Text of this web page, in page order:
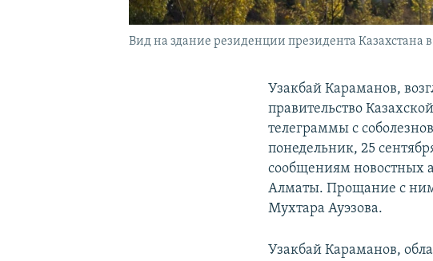
Вид на здание резиденции президента Казахстана
Узакбай Караманов,
правительство
телеграммы с
понедельник, 25
сообщениям новостных
Алматы. Прощание с ним
Мухтара Ауэзова.
Узакбай Караманов,